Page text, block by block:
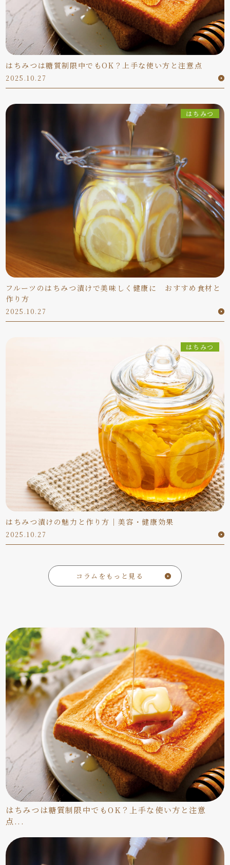
はちみつは糖質制限中でもOK？上手な使い方と注意
点...
はちみつは糖質制限中でもOK？上手な使い方と注意点
2025.10.27
はちみつ
フルーツのはちみつ漬けで美味しく健康に おすすめ食材と
作り方
2025.10.27
はちみつ
はちみつ漬けの魅力と作り方｜美容・健康効果
2025.10.27
コラムをもっと見る